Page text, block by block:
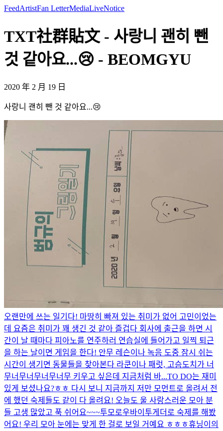
FeedArtistFan LetterMediaLiveNotice
TXT社群貼文 - 사랑니 괜히 뺀
것 같아요...😢 - BEOMGYU
2020 年 2 月 19 日
사랑니 괜히 뺀 것 같아요...😢
오랜만에 쓰는 일기다! 마땅히 빠져 있는 취미가 없어 고민이었는
데 요즘은 취미가 꽤 생긴 것 같아 즐겁다 회사에 출근을 하면 시
간이 날 때마다 피아노를 연주하러 연습실에 들어가고 일찍 퇴근
을 하는 날이면 게임을 한다! 안무 레슨이나 녹음 도중 잠시 쉬는
시간이 생기면 동물들을 찾아본다 라쿤이나 패럿, 고슴도치가 너
무너무너무너무너무 키우고 싶은데 지금처럼 바...TO DO는 재미
있게 보셨나요?ㅎㅎ 다시 보니 지금까지 저만 모먼트로 올려서 전
에 했던 숙제들도 같이 다 올려요! 오늘도 울 사랑스러운 모아 분
들 고생 많았고 푹 쉬어요~~~투모로우바이투게더로 숙제를 해봤
어요! 우리 모아 눈에는 맞게 한 걸로 보일 거예요 ㅎㅎㅎ휴닝이의